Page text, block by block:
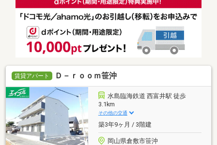
賃貸アパート Ｄ－ｒｏｏｍ笹沖
水島臨海鉄道 西富井駅 徒歩
3.1km
その他の交通
築3年9ヶ月 / 3階建
岡山県倉敷市笹沖